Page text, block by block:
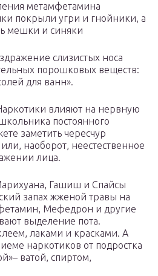
метамфетамина
покрыли угри и гнойники, а
мешки и синяки
слизистых носа
порошковых веществ:
для ванн».
влияют на нервную
постоянного
заметить чересчур
наоборот, неестественное
лица.
Гашиш и Спайсы
запах жженой травы на
Мефедрон и другие
выделение пота.
лаками и красками. А
наркотиков от подростка
ватой, спиртом,